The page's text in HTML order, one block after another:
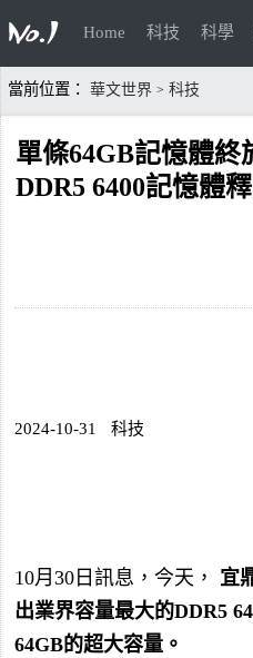
Home 科技 科學
當前位置： 華文世界 > 科技
單條64GB記憶體終
DDR5 6400記憶體
2024-10-31 科技
10月30日訊息，今天， 宜
出業界容量最大的DDR5
64GB的超大容量。